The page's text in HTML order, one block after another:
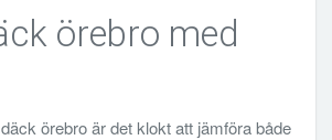
örebro med
örebro är det klokt att jämföra både